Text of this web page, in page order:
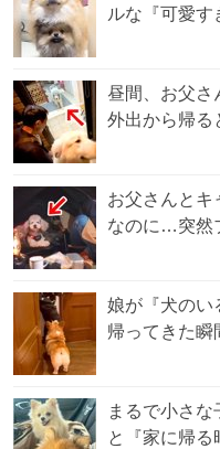
ルな『可愛
昼間、お父
外出から帰
お父さんと
なのに…突然
娘が『犬の
帰ってきた
まるで小さな
と『家に帰